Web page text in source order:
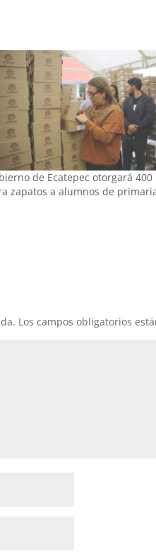
de Ecatepec otorgará 400
zapatos a alumnos de
Los campos obligatorios